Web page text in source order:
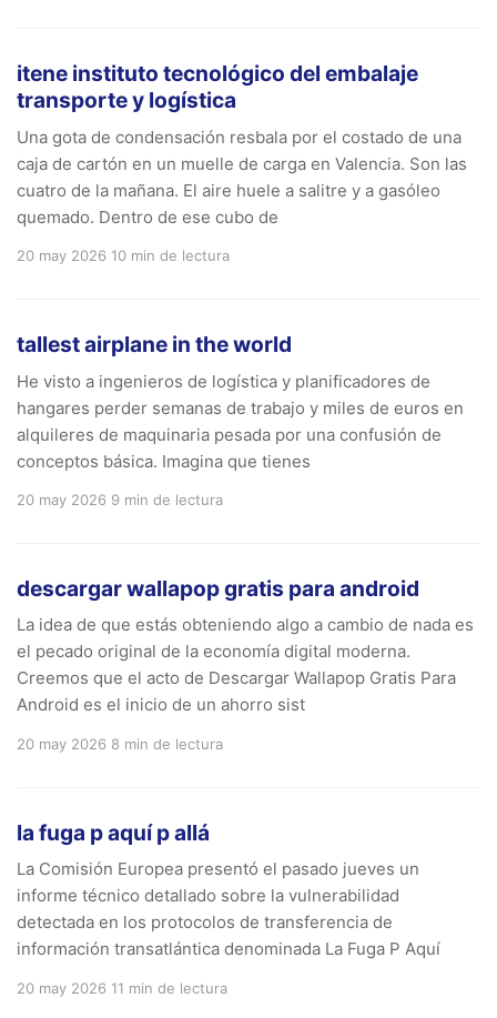
itene instituto tecnológico del embalaje
transporte y logística
Una gota de condensación resbala por el costado de una
caja de cartón en un muelle de carga en Valencia. Son las
cuatro de la mañana. El aire huele a salitre y a gasóleo
quemado. Dentro de ese cubo de
20 may 2026 10 min de lectura
tallest airplane in the world
He visto a ingenieros de logística y planificadores de
hangares perder semanas de trabajo y miles de euros en
alquileres de maquinaria pesada por una confusión de
conceptos básica. Imagina que tienes
20 may 2026 9 min de lectura
descargar wallapop gratis para android
La idea de que estás obteniendo algo a cambio de nada es
el pecado original de la economía digital moderna.
Creemos que el acto de Descargar Wallapop Gratis Para
Android es el inicio de un ahorro sist
20 may 2026 8 min de lectura
la fuga p aquí p allá
La Comisión Europea presentó el pasado jueves un
informe técnico detallado sobre la vulnerabilidad
detectada en los protocolos de transferencia de
información transatlántica denominada La Fuga P Aquí
20 may 2026 11 min de lectura